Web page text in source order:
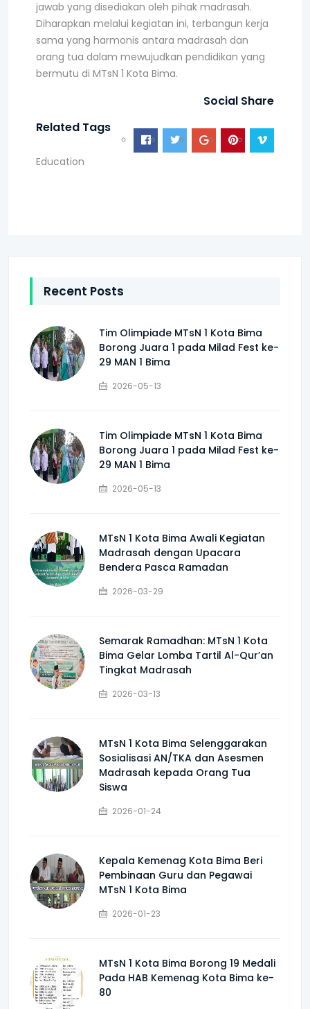
jawab yang disediakan oleh pihak madrasah.
Diharapkan melalui kegiatan ini, terbangun kerja
sama yang harmonis antara madrasah dan
orang tua dalam mewujudkan pendidikan yang
bermutu di MTsN 1 Kota Bima.
Related Tags
Education
Social Share
Recent Posts
Tim Olimpiade MTsN 1 Kota Bima
Borong Juara 1 pada Milad Fest ke-
29 MAN 1 Bima
2026-05-13
Tim Olimpiade MTsN 1 Kota Bima
Borong Juara 1 pada Milad Fest ke-
29 MAN 1 Bima
2026-05-13
MTsN 1 Kota Bima Awali Kegiatan
Madrasah dengan Upacara
Bendera Pasca Ramadan
2026-03-29
Semarak Ramadhan: MTsN 1 Kota
Bima Gelar Lomba Tartil Al-Qur’an
Tingkat Madrasah
2026-03-13
MTsN 1 Kota Bima Selenggarakan
Sosialisasi AN/TKA dan Asesmen
Madrasah kepada Orang Tua
Siswa
2026-01-24
Kepala Kemenag Kota Bima Beri
Pembinaan Guru dan Pegawai
MTsN 1 Kota Bima
2026-01-23
MTsN 1 Kota Bima Borong 19 Medali
Pada HAB Kemenag Kota Bima ke-
80